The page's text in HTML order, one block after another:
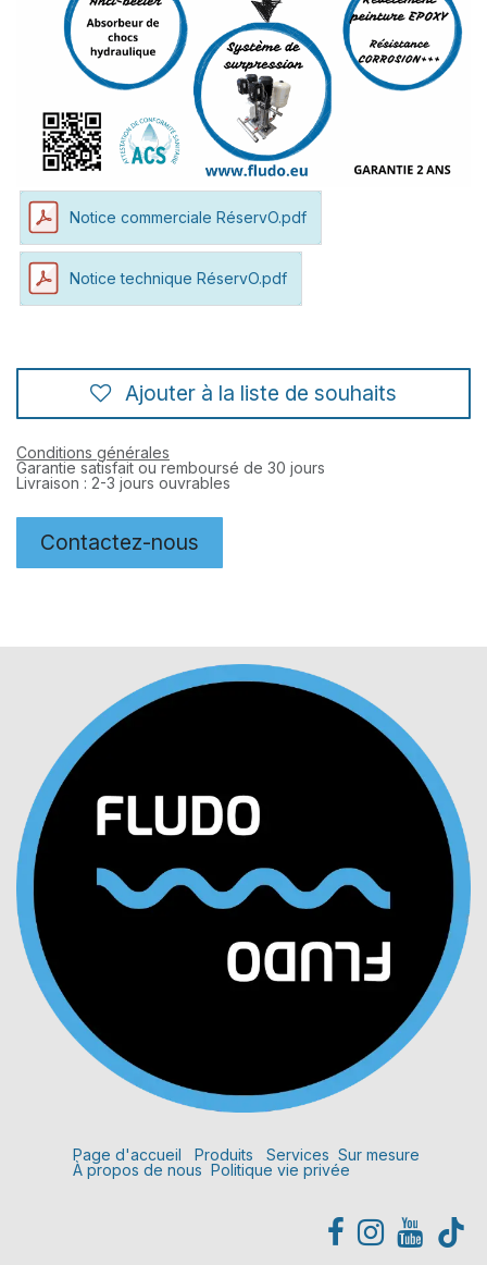
Notice commerciale RéservO.pdf
Notice technique RéservO.pdf
Ajouter à la liste de souhaits
Conditions générales
Garantie satisfait ou remboursé de 30 jours
Livraison : 2-3 jours ouvrables
Contactez-nous
Page d'accueil Produits Services Sur mesure
À propos de nous
Politique vie privée